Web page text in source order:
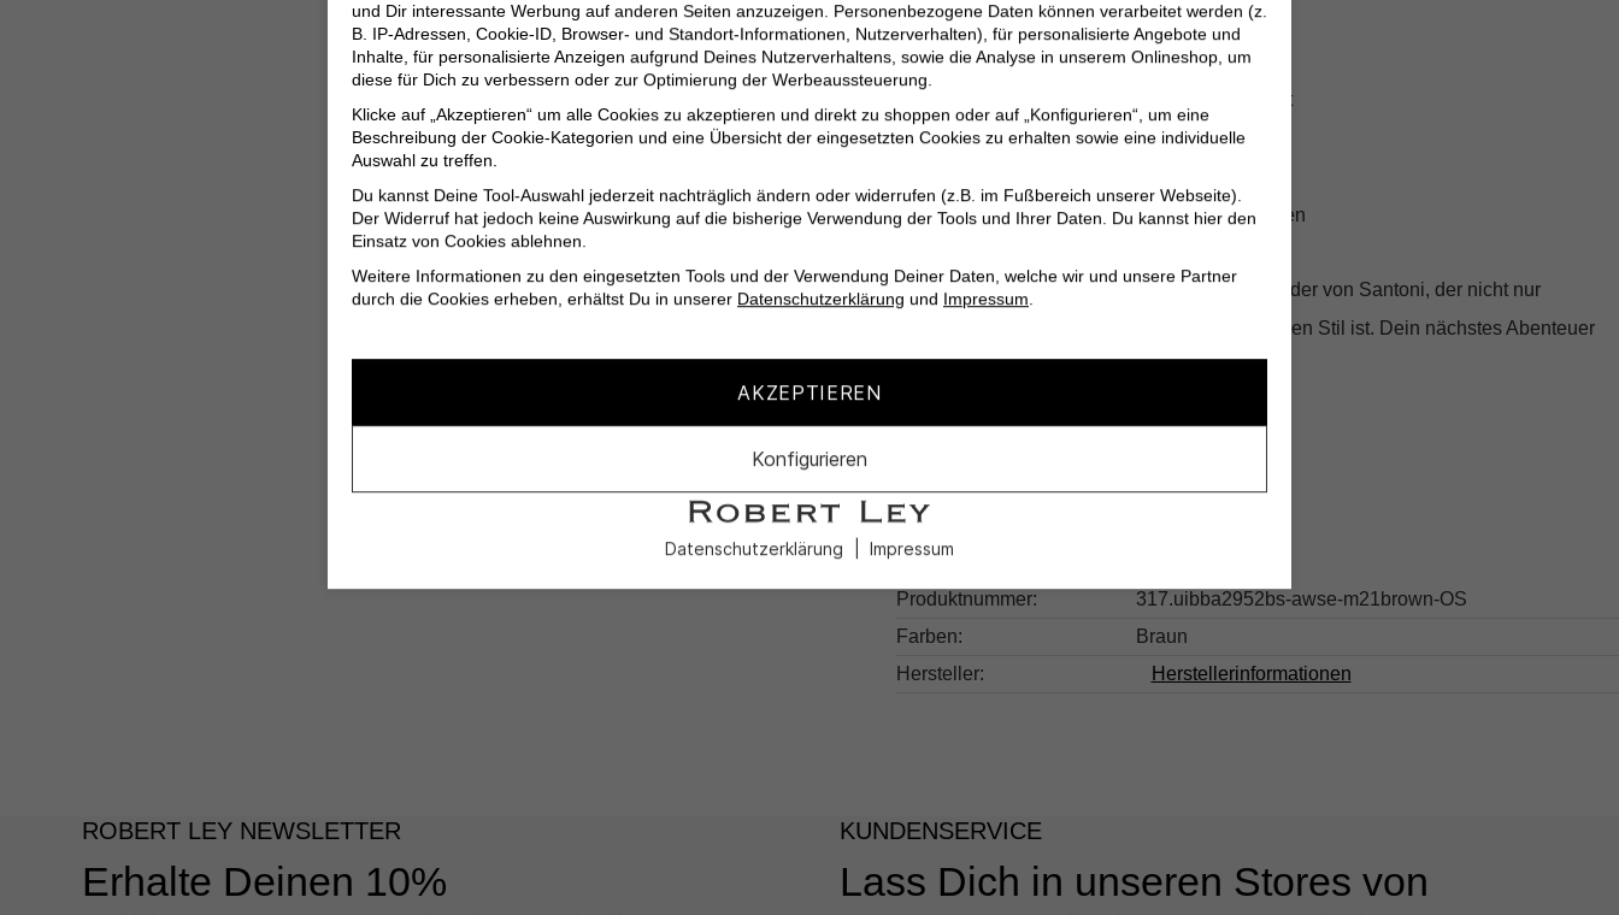
100% edles Leder innen und außen
Verstellbarer und abnehmbarer Schultergurt
Praktische Außen- und Innentaschen
Perfekt für Wochenendtrips und kurze Reisen
Verwöhne dich mit diesem luxuriösen Weekender von Santoni, der nicht nur
praktisch, sondern auch ein Statement in Sachen Stil ist. Dein nächstes Abenteuer
wartet schon!
Produktnummer:
317.uibba2952bs-awse-m21brown-OS
Farben:
Braun
Hersteller:
Herstellerinformationen
ROBERT LEY NEWSLETTER
Erhalte Deinen 10%
KUNDENSERVICE
Lass Dich in unseren Stores von
und Dir interessante Werbung auf anderen Seiten anzuzeigen. Personenbezogene Daten können verarbeitet werden (z.
B. IP-Adressen, Cookie-ID, Browser- und Standort-Informationen, Nutzerverhalten), für personalisierte Angebote und
Inhalte, für personalisierte Anzeigen aufgrund Deines Nutzerverhaltens, sowie die Analyse in unserem Onlineshop, um
diese für Dich zu verbessern oder zur Optimierung der Werbeaussteuerung.
Klicke auf „Akzeptieren“ um alle Cookies zu akzeptieren und direkt zu shoppen oder auf „Konfigurieren“, um eine
Beschreibung der Cookie-Kategorien und eine Übersicht der eingesetzten Cookies zu erhalten sowie eine individuelle
Auswahl zu treffen.
Du kannst Deine Tool-Auswahl jederzeit nachträglich ändern oder widerrufen (z.B. im Fußbereich unserer Webseite).
Der Widerruf hat jedoch keine Auswirkung auf die bisherige Verwendung der Tools und Ihrer Daten. Du kannst hier den
Einsatz von Cookies ablehnen.
Weitere Informationen zu den eingesetzten Tools und der Verwendung Deiner Daten, welche wir und unsere Partner
durch die Cookies erheben, erhältst Du in unserer Datenschutzerklärung und Impressum.
AKZEPTIEREN
Konfigurieren
Datenschutzerklärung Impressum